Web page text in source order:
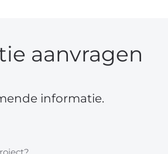
aanvragen
informatie.